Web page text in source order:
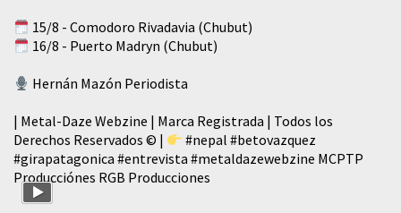
15/8 - Comodoro Rivadavia (Chubut)
16/8 - Puerto Madryn (Chubut)
Hernán Mazón Periodista
| Metal-Daze Webzine | Marca Registrada | Todos los
Derechos Reservados © |
#nepal #betovazquez
#girapatagonica #entrevista #metaldazewebzine MCPTP
Producciónes RGB Producciones